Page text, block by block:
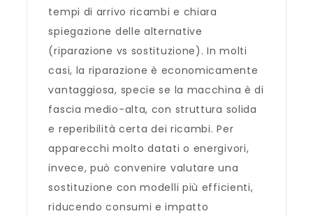
tempi di arrivo ricambi e chiara
spiegazione delle alternative
(riparazione vs sostituzione). In molti
casi, la riparazione è economicamente
vantaggiosa, specie se la macchina è di
fascia medio-alta, con struttura solida
e reperibilità certa dei ricambi. Per
apparecchi molto datati o energivori,
invece, può convenire valutare una
sostituzione con modelli più efficienti,
riducendo consumi e impatto